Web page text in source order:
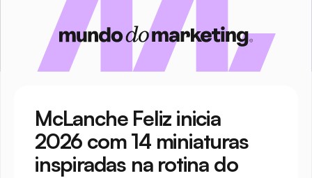
McLanche Feliz inicia
2026 com 14 miniaturas
inspiradas na rotina do